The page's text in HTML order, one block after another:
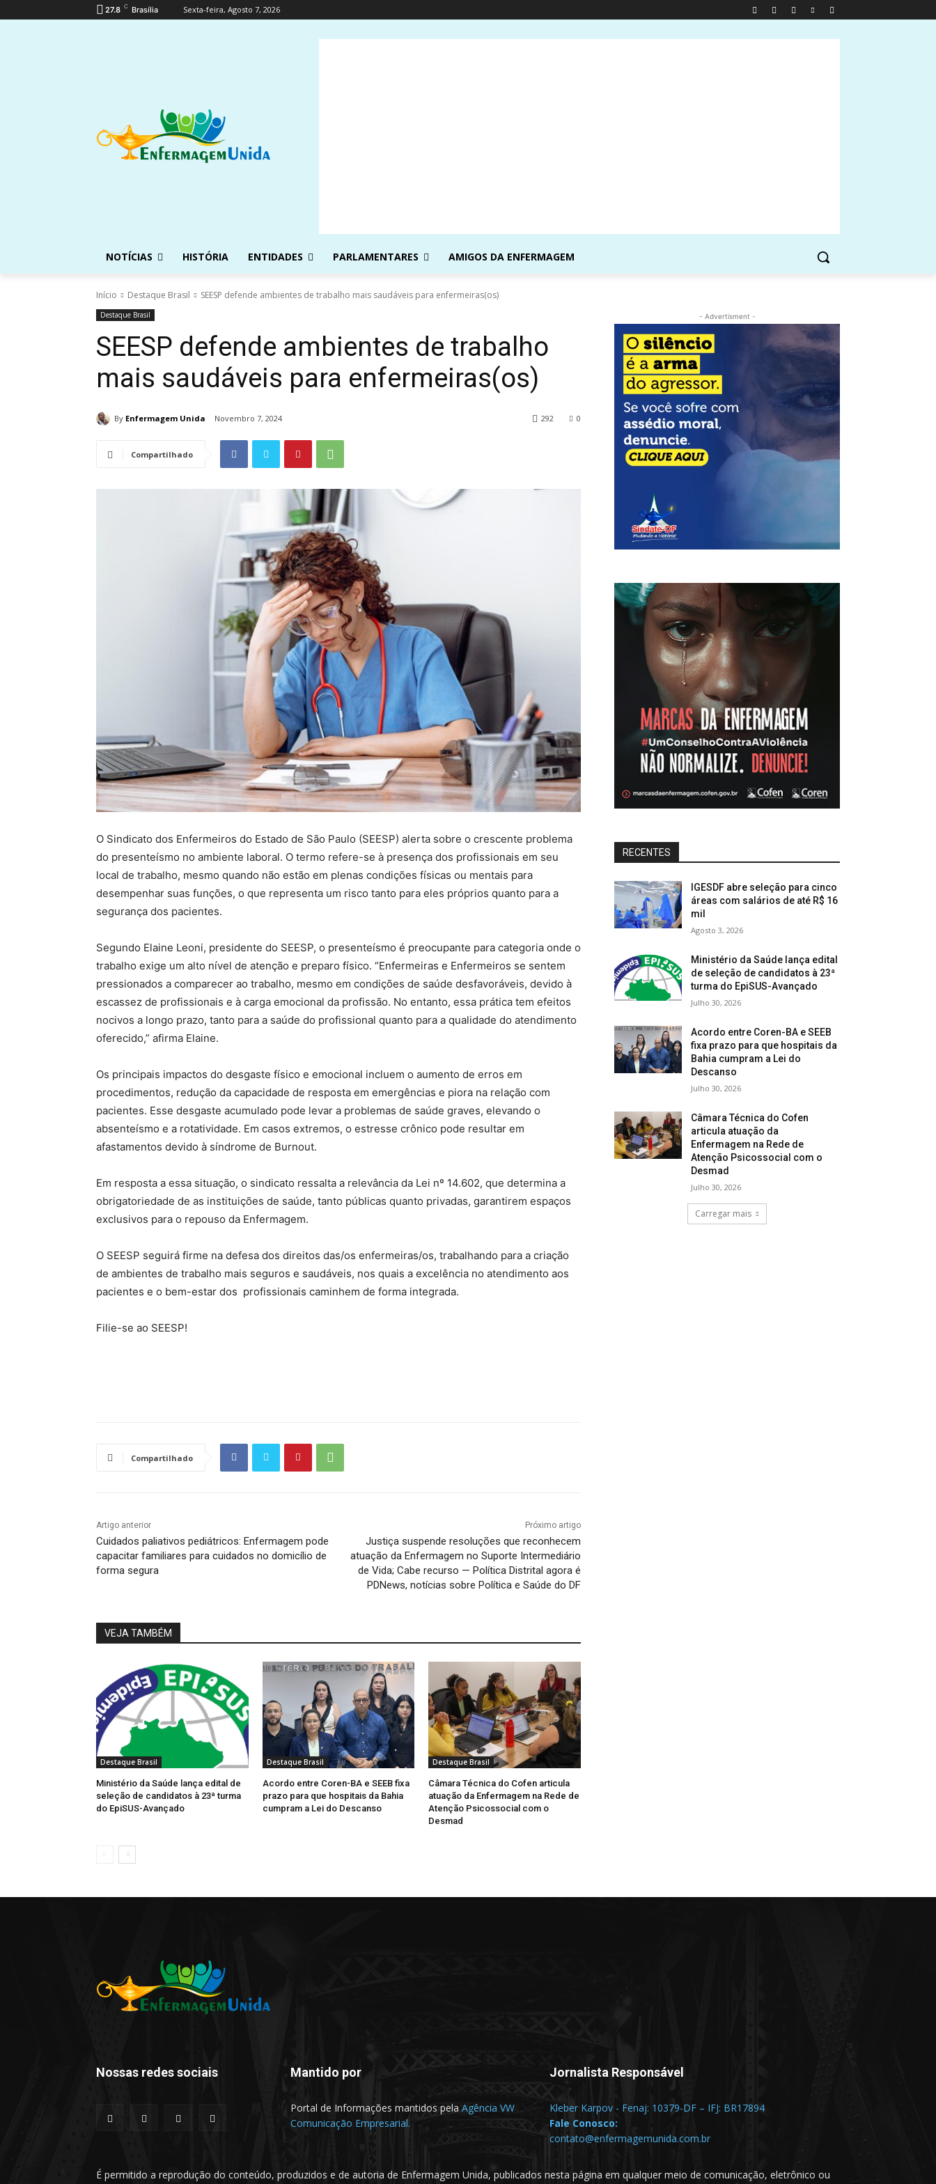
27.8 C Brasília Sexta-feira, Agosto 7, 2026
NOTÍCIAS HISTÓRIA ENTIDADES PARLAMENTARES AMIGOS DA ENFERMAGEM
Início Destaque Brasil SEESP defende ambientes de trabalho mais saudáveis para enfermeiras(os)
Destaque Brasil
SEESP defende ambientes de trabalho
mais saudáveis para enfermeiras(os)
By Enfermagem Unida Novembro 7, 2024 0
292
Compartilhado
O Sindicato dos Enfermeiros do Estado de São Paulo (SEESP) alerta sobre o crescente problema
do presenteísmo no ambiente laboral. O termo refere-se à presença dos profissionais em seu
local de trabalho, mesmo quando não estão em plenas condições físicas ou mentais para
desempenhar suas funções, o que representa um risco tanto para eles próprios quanto para a
segurança dos pacientes.
Segundo Elaine Leoni, presidente do SEESP, o presenteísmo é preocupante para categoria onde o
trabalho exige um alto nível de atenção e preparo físico. “Enfermeiras e Enfermeiros se sentem
pressionados a comparecer ao trabalho, mesmo em condições de saúde desfavoráveis, devido à
escassez de profissionais e à carga emocional da profissão. No entanto, essa prática tem efeitos
nocivos a longo prazo, tanto para a saúde do profissional quanto para a qualidade do atendimento
oferecido,” afirma Elaine.
Os principais impactos do desgaste físico e emocional incluem o aumento de erros em
procedimentos, redução da capacidade de resposta em emergências e piora na relação com
pacientes. Esse desgaste acumulado pode levar a problemas de saúde graves, elevando o
absenteísmo e a rotatividade. Em casos extremos, o estresse crônico pode resultar em
afastamentos devido à síndrome de Burnout.
Em resposta a essa situação, o sindicato ressalta a relevância da Lei nº 14.602, que determina a
obrigatoriedade de as instituições de saúde, tanto públicas quanto privadas, garantirem espaços
exclusivos para o repouso da Enfermagem.
O SEESP seguirá firme na defesa dos direitos das/os enfermeiras/os, trabalhando para a criação
de ambientes de trabalho mais seguros e saudáveis, nos quais a excelência no atendimento aos
pacientes e o bem-estar dos profissionais caminhem de forma integrada.
Filie-se ao SEESP!
Compartilhado
Artigo anterior
Cuidados paliativos pediátricos: Enfermagem pode
capacitar familiares para cuidados no domicílio de
forma segura
Próximo artigo
Justiça suspende resoluções que reconhecem
atuação da Enfermagem no Suporte Intermediário
de Vida; Cabe recurso — Política Distrital agora é
PDNews, notícias sobre Política e Saúde do DF
VEJA TAMBÉM
Destaque Brasil
Ministério da Saúde lança edital de
seleção de candidatos à 23ª turma
do EpiSUS-Avançado
Destaque Brasil
Acordo entre Coren-BA e SEEB fixa
prazo para que hospitais da Bahia
cumpram a Lei do Descanso
Destaque Brasil
Câmara Técnica do Cofen articula
atuação da Enfermagem na Rede de
Atenção Psicossocial com o
Desmad
- Advertisment -
RECENTES
IGESDF abre seleção para cinco
áreas com salários de até R$ 16
mil
Agosto 3, 2026
Ministério da Saúde lança edital
de seleção de candidatos à 23ª
turma do EpiSUS-Avançado
Julho 30, 2026
Acordo entre Coren-BA e SEEB
fixa prazo para que hospitais da
Bahia cumpram a Lei do
Descanso
Julho 30, 2026
Câmara Técnica do Cofen
articula atuação da
Enfermagem na Rede de
Atenção Psicossocial com o
Desmad
Julho 30, 2026
Carregar mais
Nossas redes sociais Mantido por
Portal de Informações mantidos pela Agência VW
Comunicação Empresarial.
Jornalista Responsável
Kleber Karpov - Fenaj: 10379-DF – IFJ: BR17894
Fale Conosco:
contato@enfermagemunida.com.br
É permitido a reprodução do conteúdo, produzidos e de autoria de Enfermagem Unida, publicados nesta página em qualquer meio de comunicação, eletrônico ou